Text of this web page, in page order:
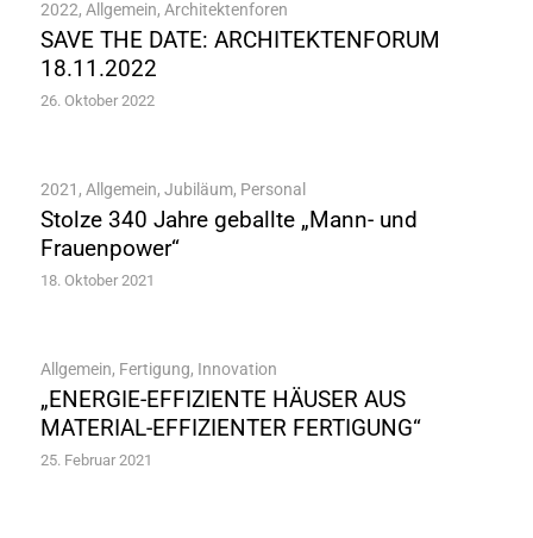
2022, Allgemein, Architektenforen
SAVE THE DATE: ARCHITEKTENFORUM
18.11.2022
26. Oktober 2022
2021 , Allgemein, Jubiläum, Personal
Stolze 340 Jahre geballte „Mann- und
Frauenpower“
18. Oktober 2021
Allgemein, Fertigung, Innovation
„ENERGIE-EFFIZIENTE HÄUSER AUS
MATERIAL-EFFIZIENTER FERTIGUNG“
25. Februar 2021